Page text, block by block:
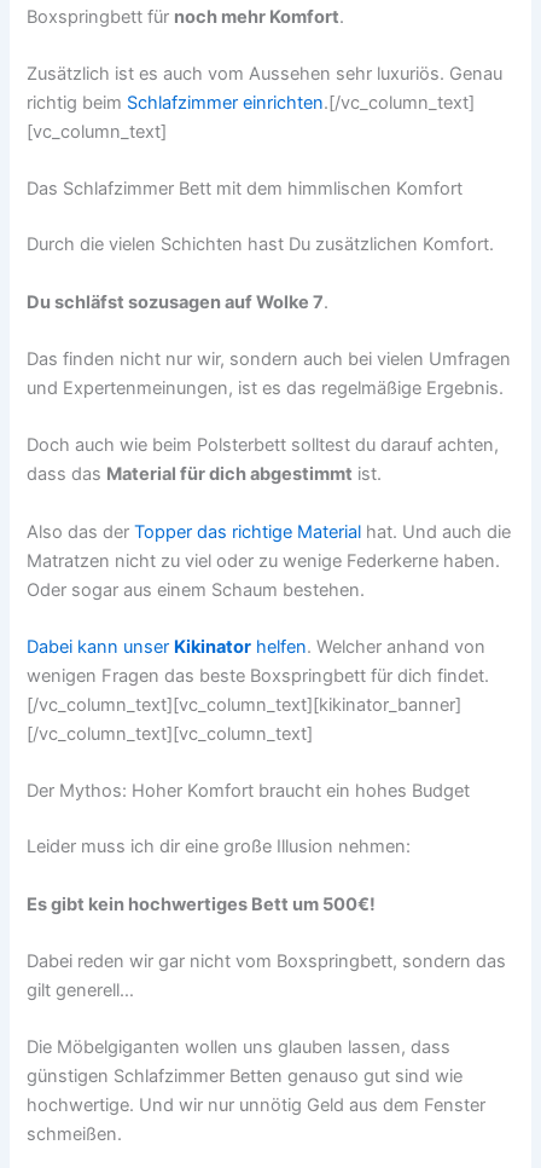
Boxspringbett für noch mehr Komfort.
Zusätzlich ist es auch vom Aussehen sehr luxuriös. Genau
richtig beim Schlafzimmer einrichten.[/vc_column_text]
[vc_column_text]
Das Schlafzimmer Bett mit dem himmlischen Komfort
Durch die vielen Schichten hast Du zusätzlichen Komfort.
Du schläfst sozusagen auf Wolke 7.
Das finden nicht nur wir, sondern auch bei vielen Umfragen
und Expertenmeinungen, ist es das regelmäßige Ergebnis.
Doch auch wie beim Polsterbett solltest du darauf achten,
dass das Material für dich abgestimmt ist.
Also das derTopper das richtige Material hat. Und auch die
Matratzen nicht zu viel oder zu wenige Federkerne haben.
Oder sogar aus einem Schaum bestehen.
Dabei kann unser Kikinator helfen. Welcher anhand von
wenigen Fragen das beste Boxspringbett für dich findet.
[/vc_column_text][vc_column_text][kikinator_banner]
[/vc_column_text][vc_column_text]
Der Mythos: Hoher Komfort braucht ein hohes Budget
Leider muss ich dir eine große Illusion nehmen:
Es gibt kein hochwertiges Bett um 500€!
Dabei reden wir gar nicht vom Boxspringbett, sondern das
gilt generell…
Die Möbelgiganten wollen uns glauben lassen, dass
günstigen Schlafzimmer Betten genauso gut sind wie
hochwertige. Und wir nur unnötig Geld aus dem Fenster
schmeißen.